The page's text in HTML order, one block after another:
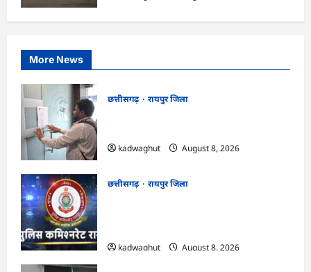
More News
छत्तीसगढ़
रायपुर जिला
kadwaghut
August 8, 2026
छत्तीसगढ़
रायपुर जिला
kadwaghut
August 8, 2026